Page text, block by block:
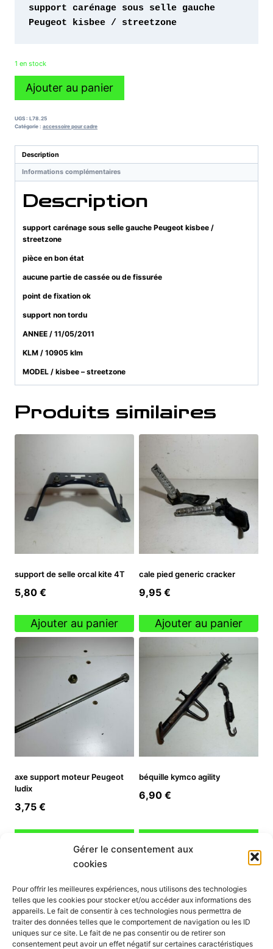
Gérer le consentement aux
cookies
Pour offrir les meilleures expériences, nous utilisons des technologies
telles que les cookies pour stocker et/ou accéder aux informations des
appareils. Le fait de consentir à ces technologies nous permettra de
traiter des données telles que le comportement de navigation ou les ID
uniques sur ce site. Le fait de ne pas consentir ou de retirer son
consentement peut avoir un effet négatif sur certaines caractéristiques
support carénage sous selle gauche
Peugeot kisbee / streetzone
1 en stock
quantité
carénage
sous
Peugeot
kisbee
Ajouter au panier
UGS : L78.25
Catégorie : accessoire pour cadre
Description
Informations complémentaires
Description
support carénage sous selle gauche Peugeot kisbee /
streetzone
pièce en bon état
aucune partie de cassée ou de fissurée
point de fixation ok
support non tordu
ANNEE / 11/05/2011
KLM / 10905 klm
MODEL / kisbee – streetzone
Produits similaires
support de selle orcal kite 4T
5,80 €
Ajouter au panier
cale pied generic cracker
9,95 €
Ajouter au panier
axe support moteur Peugeot
ludix
3,75 €
béquille kymco agility
6,90 €
INFORMATION
Mon compte
Nous contacter
Mode paiement